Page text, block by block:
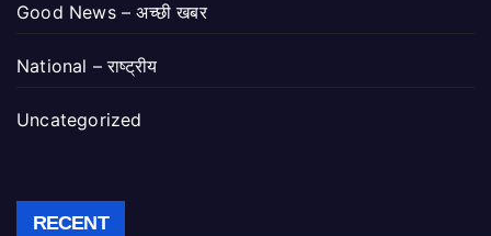
Good News – अच्छी खबर
National – राष्ट्रीय
Uncategorized
RECENT